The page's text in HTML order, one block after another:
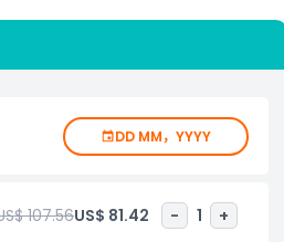
体验探索世界最传奇的足球俱乐部之一
连接所有乐园。探索受不同历史时期
DD MM，YYYY
107.56US$ 81.42 - 1 +